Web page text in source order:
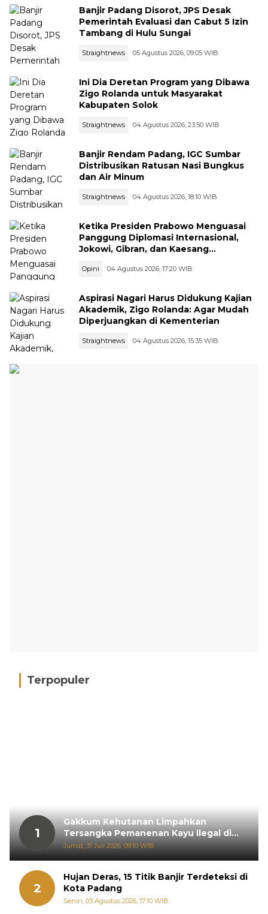
Banjir Padang Disorot, JPS Desak
Pemerintah Evaluasi dan Cabut 5 Izin
Tambang di Hulu Sungai
Straightnews 05 Agustus 2026, 09:05 WIB
Ini Dia Deretan Program yang Dibawa
Zigo Rolanda untuk Masyarakat
Kabupaten Solok
Straightnews 04 Agustus 2026, 23:50 WIB
Banjir Rendam Padang, IGC Sumbar
Distribusikan Ratusan Nasi Bungkus
dan Air Minum
Straightnews 04 Agustus 2026, 18:10 WIB
Ketika Presiden Prabowo Menguasai
Panggung Diplomasi Internasional,
Jokowi, Gibran, dan Kaesang
Opini 04 Agustus 2026, 17:20 WIB
Aspirasi Nagari Harus Didukung Kajian
Akademik, Zigo Rolanda: Agar Mudah
Diperjuangkan di Kementerian
Straightnews 04 Agustus 2026, 15:35 WIB
Terpopuler
1
Gakkum Kehutanan Limpahkan
Tersangka Pemanenan Kayu Ilegal di
Sariak Bayang ke Kejari Solok
Jumat, 31 Juli 2026, 09:10 WIB
2
Hujan Deras, 15 Titik Banjir Terdeteksi di
Kota Padang
Senin, 03 Agustus 2026, 17:10 WIB